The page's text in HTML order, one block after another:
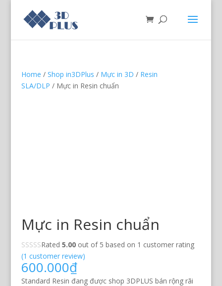
Home / Shop in3DPlus / Mực in 3D / Resin
SLA/DLP / Mực in Resin chuẩn
Mực in Resin chuẩn
Rated 5.00out of 5 based on 1 customer rating
(1 customer review)
600.000₫
Standard Resin đang được shop 3DPLUS bán rộng rãi